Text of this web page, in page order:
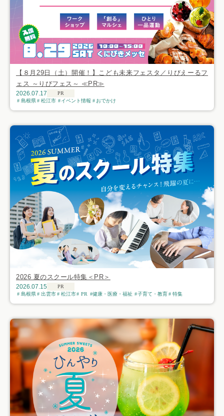
【８月29日（土）開催！】こども未来フェスタ／りびえーるフ
ェス ～りびフェス～ ≪PR≫
2026.07.17
PR
島根県
松江市 イベント情報 おでかけ
2026 夏のスクール特集＜PR＞
2026.07.15
PR
島根県
出雲市 松江市 PR 健康・医療・福祉 子育て・教育 特集